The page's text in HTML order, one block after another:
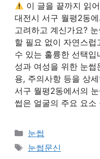
이 글을 끝까지 읽
대전시 서구 월평2동
고려하고 계신가요?
할 필요 없이 자연스
수 있는 훌륭한 선택
성과 여성을 위한 눈
용, 주의사항 등을 상
서구 월평2동에서의
썹은 얼굴의 주요 요
카
테
눈썹
태
눈썹문신